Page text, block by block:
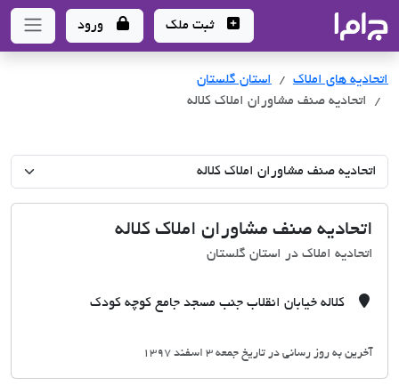
- سامانه جامع املاک و مشاورین املاک
ثبت ملک ورود
اتحادیه های املاک اتحادیه های املاک
استان گلستان
اتحادیه صنف مشاوران املاک کلاله
اتحادیه صنف مشاوران املاک کلاله
اتحادیه املاک در استان گلستان
کلاله خیابان انقلاب جنب مسجد جامع کوچه کودک
آخرین به روز رسانی در تاریخ جمعه 3 اسفند 1397